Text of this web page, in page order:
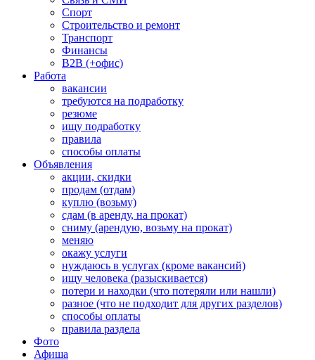
Спорт
Строительство и ремонт
Транспорт
Финансы
B2B (+офис)
Работа
вакансии
требуются на подработку
резюме
ищу подработку
правила
способы оплаты
Объявления
акции, скидки
продам (отдам)
куплю (возьму)
сдам (в аренду, на прокат)
сниму (арендую, возьму на прокат)
меняю
окажу услуги
нуждаюсь в услугах (кроме вакансий)
ищу человека (разыскивается)
потери и находки (что потеряли или нашли)
разное (что не подходит для других разделов)
способы оплаты
правила раздела
Фото
Афиша